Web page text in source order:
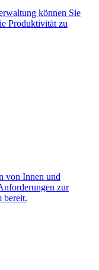
können Sie
Produktivität zu
von Innen und
zur
bereit.